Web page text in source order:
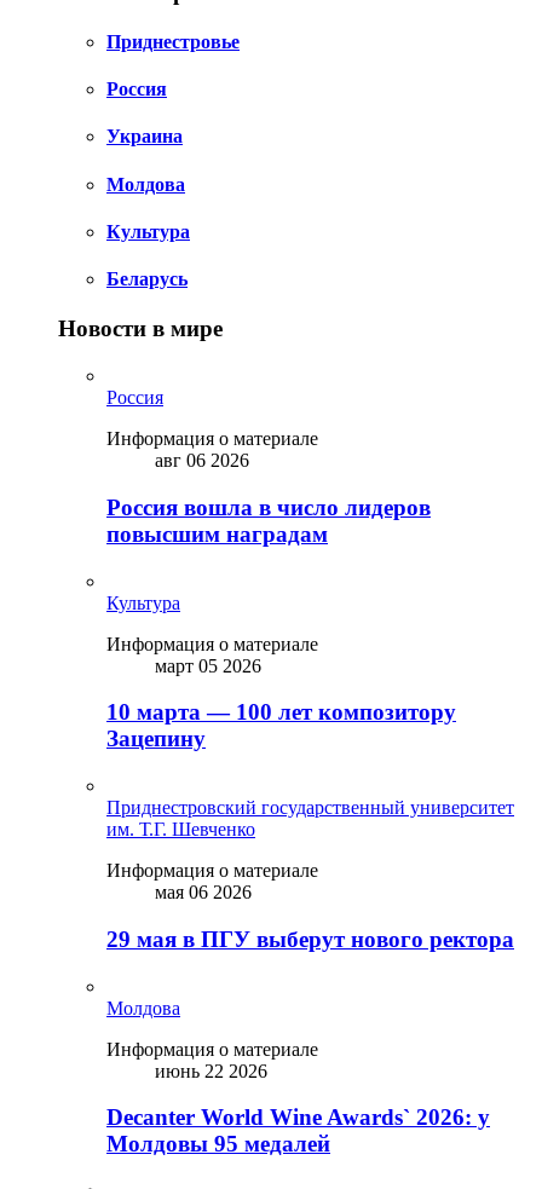
Приднестровье
Россия
Украина
Молдова
Культура
Беларусь
Новости в мире
Россия
Информация о материале
авг 06 2026
Россия вошла в число лидеров
повысшим наградам
Культура
Информация о материале
март 05 2026
10 марта — 100 лет композитору
Зацепину
Приднестровский государственный университет
им. Т.Г. Шевченко
Информация о материале
мая 06 2026
29 мая в ПГУ выберут нового ректора
Молдова
Информация о материале
июнь 22 2026
Decanter World Wine Awards` 2026: у
Молдовы 95 медалей